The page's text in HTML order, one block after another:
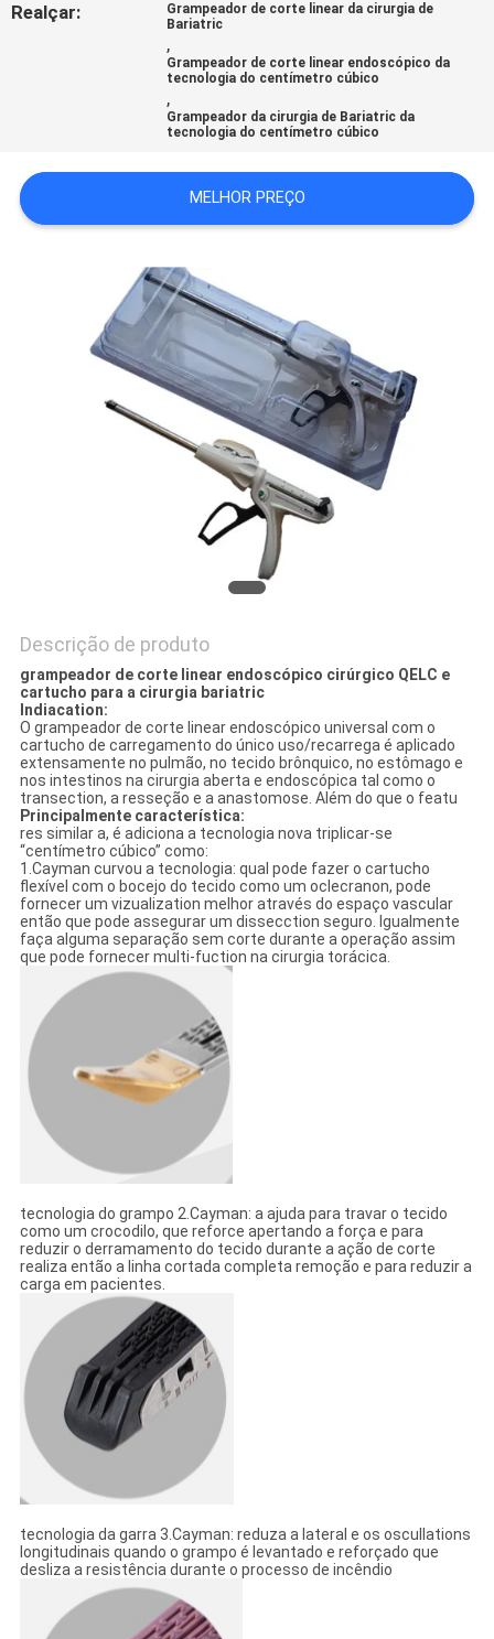
UMAS
SITE
Realçar:
Grampeador de corte linear da cirurgia de
Bariatric
,
Grampeador de corte linear endoscópico da
tecnologia do centímetro cúbico
,
Grampeador da cirurgia de Bariatric da
tecnologia do centímetro cúbico
MELHOR PREÇO
Descrição de produto
grampeador de corte linear endoscópico cirúrgico QELC e
cartucho para a cirurgia bariatric
Indiacation:
O grampeador de corte linear endoscópico universal com o
cartucho de carregamento do único uso/recarrega é aplicado
extensamente no pulmão, no tecido brônquico, no estômago e
nos intestinos na cirurgia aberta e endoscópica tal como o
transection, a resseção e a anastomose. Além do que o featu
Principalmente característica:
res similar a, é adiciona a tecnologia nova triplicar-se
“centímetro cúbico” como:
1.Cayman curvou a tecnologia: qual pode fazer o cartucho
flexível com o bocejo do tecido como um oclecranon, pode
fornecer um vizualization melhor através do espaço vascular
então que pode assegurar um dissecction seguro. Igualmente
faça alguma separação sem corte durante a operação assim
que pode fornecer multi-fuction na cirurgia torácica.
tecnologia do grampo 2.Cayman: a ajuda para travar o tecido
como um crocodilo, que reforce apertando a força e para
reduzir o derramamento do tecido durante a ação de corte
realiza então a linha cortada completa remoção e para reduzir a
carga em pacientes.
tecnologia da garra 3.Cayman: reduza a lateral e os oscullations
longitudinais quando o grampo é levantado e reforçado que
desliza a resistência durante o processo de incêndio